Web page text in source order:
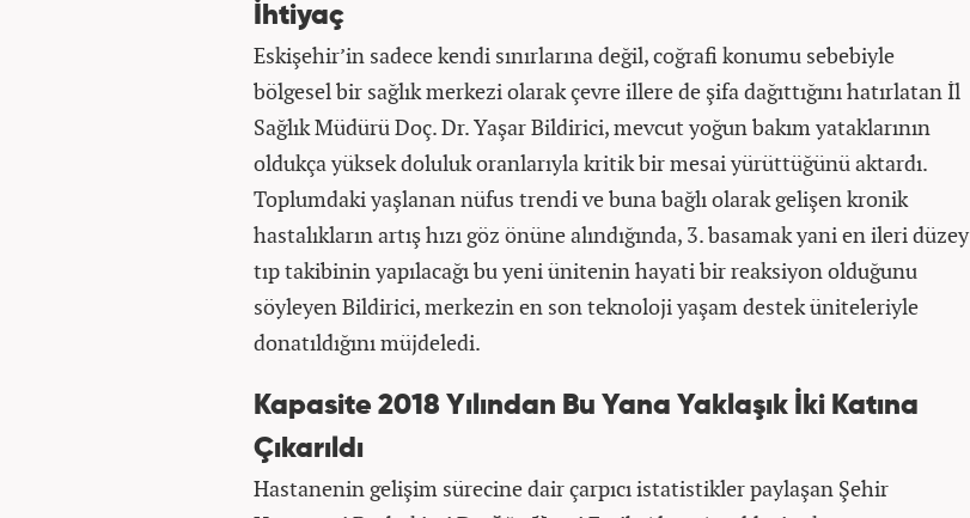
İhtiyaç
Eskişehir’in sadece kendi sınırlarına değil, coğrafi konumu sebebiyle
bölgesel bir sağlık merkezi olarak çevre illere de şifa dağıttığını hatırlatan İl
Sağlık Müdürü Doç. Dr. Yaşar Bildirici, mevcut yoğun bakım yataklarının
oldukça yüksek doluluk oranlarıyla kritik bir mesai yürüttüğünü aktardı.
Toplumdaki yaşlanan nüfus trendi ve buna bağlı olarak gelişen kronik
hastalıkların artış hızı göz önüne alındığında, 3. basamak yani en ileri düzey
tıp takibinin yapılacağı bu yeni ünitenin hayati bir reaksiyon olduğunu
söyleyen Bildirici, merkezin en son teknoloji yaşam destek üniteleriyle
donatıldığını müjdeledi.
Kapasite 2018 Yılından Bu Yana Yaklaşık İki Katına
Çıkarıldı
Hastanenin gelişim sürecine dair çarpıcı istatistikler paylaşan Şehir